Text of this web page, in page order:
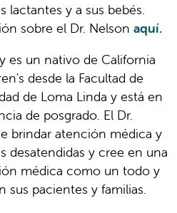
lactantes y a sus bebés.
sobre el Dr. Nelson aquí.
es un nativo de California
desde la Facultad de
de Loma Linda y está en
de posgrado. El Dr.
brindar atención médica y
desatendidas y cree en una
médica como un todo y
pacientes y familias.